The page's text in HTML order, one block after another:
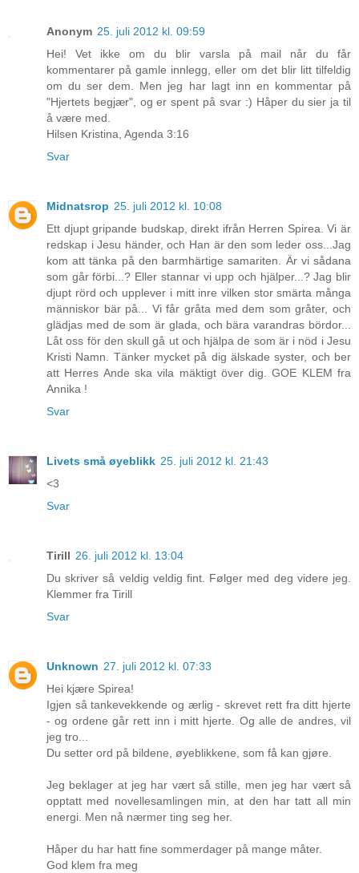
Anonym 25. juli 2012 kl. 09:59
Hei! Vet ikke om du blir varsla på mail når du får
kommentarer på gamle innlegg, eller om det blir litt tilfeldig
om du ser dem. Men jeg har lagt inn en kommentar på
"Hjertets begjær", og er spent på svar :) Håper du sier ja til
å være med.
Hilsen Kristina, Agenda 3:16
Svar
Midnatsrop 25. juli 2012 kl. 10:08
Ett djupt gripande budskap, direkt ifrån Herren Spirea. Vi är
redskap i Jesu händer, och Han är den som leder oss...Jag
kom att tänka på den barmhärtige samariten. Är vi sådana
som går förbi...? Eller stannar vi upp och hjälper...? Jag blir
djupt rörd och upplever i mitt inre vilken stor smärta många
människor bär på... Vi får gråta med dem som gråter, och
glädjas med de som är glada, och bära varandras bördor...
Låt oss för den skull gå ut och hjälpa de som är i nöd i Jesu
Kristi Namn. Tänker mycket på dig älskade syster, och ber
att Herres Ande ska vila mäktigt över dig. GOE KLEM fra
Annika !
Svar
Livets små øyeblikk 25. juli 2012 kl. 21:43
<3
Svar
Tirill 26. juli 2012 kl. 13:04
Du skriver så veldig veldig fint. Følger med deg videre jeg.
Klemmer fra Tirill
Svar
Unknown 27. juli 2012 kl. 07:33
Hei kjære Spirea!
Igjen så tankevekkende og ærlig - skrevet rett fra ditt hjerte
- og ordene går rett inn i mitt hjerte. Og alle de andres, vil
jeg tro...
Du setter ord på bildene, øyeblikkene, som få kan gjøre.
Jeg beklager at jeg har vært så stille, men jeg har vært så
opptatt med novellesamlingen min, at den har tatt all min
energi. Men nå nærmer ting seg her.
Håper du har hatt fine sommerdager på mange måter.
God klem fra meg